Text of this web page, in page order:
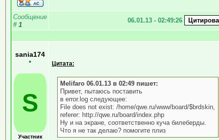
Сообщение
# 1
06.01.13 - 02:49:26
sania174
•
S
Участник
Цитата:
Melifaro 06.01.13 в 02:49 пишет:
Привет, пытаюсь поставить
в error.log следующее:
File does not exist: /home/qwe.ru/www/board/$brdskin,
referer: http://qwe.ru/board/index.php
Ну и на экране, соответственно куча билеберды.
Что я не так делаю? помогите плиз